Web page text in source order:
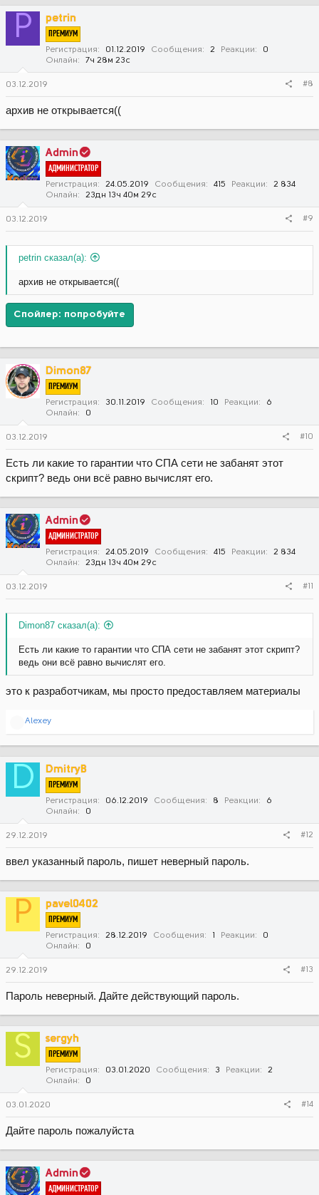
P petrin
ПРЕМИУМ
Регистрация 01.12.2019 Сообщения 2 Реакции
0
Онлайн
7ч 28м 23с
03.12.2019 #8
архив не открывается((
Admin
АДМИНИСТРАТОР
Регистрация 24.05.2019 Сообщения 415 Реакции
2 834
Онлайн
23дн 13ч 40м 29с
03.12.2019 #9
petrin сказал(а):
архив не открывается((
Спойлер: попробуйте
Dimon87
ПРЕМИУМ
Регистрация 30.11.2019 Сообщения 10 Реакции
6
Онлайн
0
03.12.2019 #10
Есть ли какие то гарантии что СПА сети не забанят этот
скрипт? ведь они всё равно вычислят его.
Admin
АДМИНИСТРАТОР
Регистрация 24.05.2019 Сообщения 415 Реакции
2 834
Онлайн
23дн 13ч 40м 29с
03.12.2019 #11
Dimon87 сказал(а):
Есть ли какие то гарантии что СПА сети не забанят этот скрипт?
ведь они всё равно вычислят его.
это к разработчикам, мы просто предоставляем материалы
Р
ц
и
Alexey
D DmitryB
ПРЕМИУМ
Регистрация 06.12.2019 Сообщения 8 Реакции
6
Онлайн
0
29.12.2019 #12
ввел указанный пароль, пишет неверный пароль.
P pavel0402
ПРЕМИУМ
Регистрация 28.12.2019 Сообщения 1 Реакции
0
Онлайн
0
29.12.2019 #13
Пароль неверный. Дайте действующий пароль.
S sergyh
ПРЕМИУМ
Регистрация 03.01.2020 Сообщения 3 Реакции
2
Онлайн
0
03.01.2020 #14
Дайте пароль пожалуйста
Admin
АДМИНИСТРАТОР